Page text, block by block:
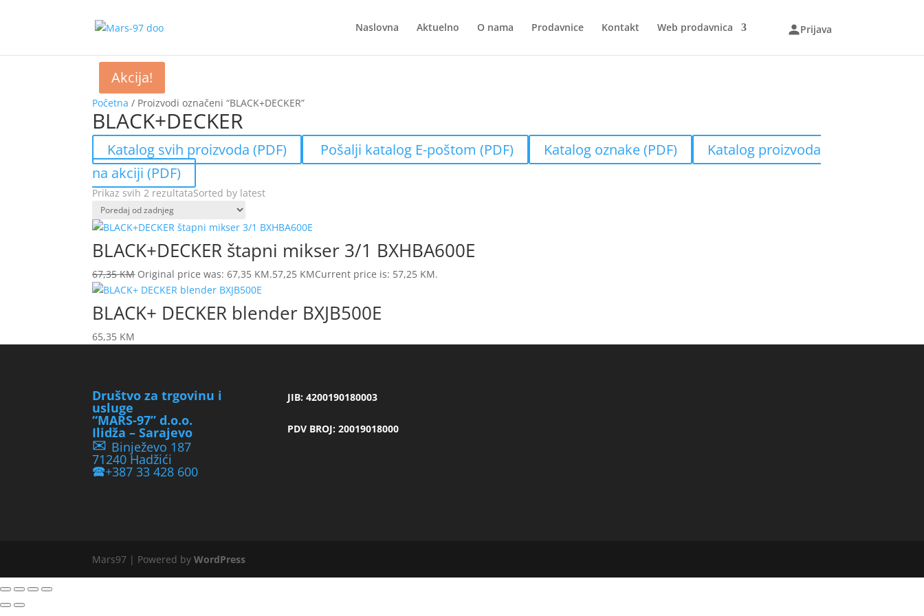
Naslovna Aktuelno O nama Prodavnice Kontakt Web prodavnica Prijava
Početna / Proizvodi označeni “BLACK+DECKER”
BLACK+DECKER
Katalog svih proizvoda (PDF) Pošalji katalog E-poštom (PDF) Katalog oznake (PDF)
Katalog proizvoda
na akciji (PDF)
Prikaz svih 2 rezultataSorted by latest
Akcija!
BLACK+DECKER štapni mikser 3/1 BXHBA600E
67,35KM Original price was: 67,35 KM.57,25 KMCurrent price is: 57,25 KM.
BLACK+ DECKER blender BXJB500E
65,35 KM
Društvo za trgovinu i
usluge
“MARS-97” d.o.o.
Ilidža – Sarajevo
✉Binježevo 187
71240 Hadžići
🕿+387 33 428 600
JIB: 4200190180003
PDV BROJ: 20019018000
Mars97 | Powered byWordPress